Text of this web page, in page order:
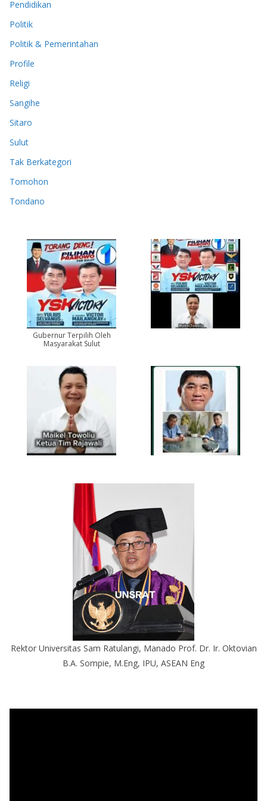
Pendidikan
Politik
Politik & Pemerintahan
Profile
Religi
Sangihe
Sitaro
Sulut
Tak Berkategori
Tomohon
Tondano
Gubernur Terpilih Oleh
Masyarakat Sulut
Rektor Universitas Sam Ratulangi, Manado Prof. Dr. Ir. Oktovian
B.A. Sompie, M.Eng, IPU, ASEAN Eng